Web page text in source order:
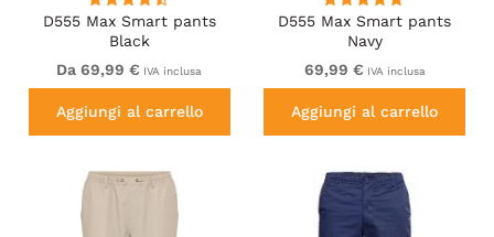
D555 Max Smart pants
Black
Da 69,99 € IVA inclusa
Aggiungi al carrello
D555 Max Smart pants
Navy
69,99 € IVA inclusa
Aggiungi al carrello